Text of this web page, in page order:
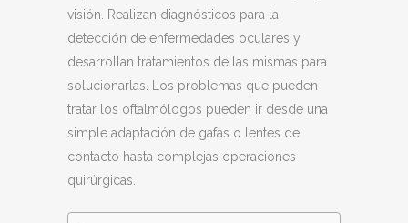
visión. Realizan diagnósticos para la
detección de enfermedades oculares y
desarrollan tratamientos de las mismas para
solucionarlas. Los problemas que pueden
tratar los oftalmólogos pueden ir desde una
simple adaptación de gafas o lentes de
contacto hasta complejas operaciones
quirúrgicas.